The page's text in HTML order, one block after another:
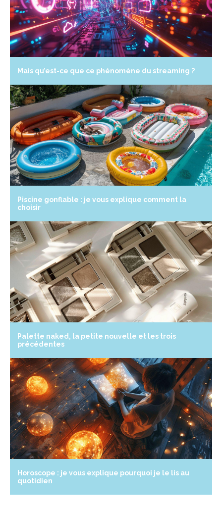
Mais qu’est-ce que ce phénomène du streaming ?
Piscine gonflable : je vous explique comment la
choisir
Palette naked, la petite nouvelle et les trois
précédentes
Horoscope : je vous explique pourquoi je le lis au
quotidien